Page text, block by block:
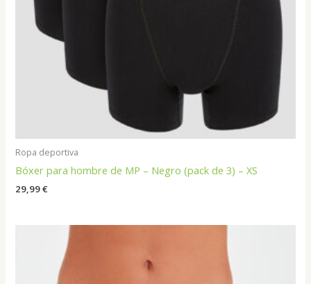
Ropa deportiva
Bóxer para hombre de MP – Negro (pack de 3) – XS
29,99€